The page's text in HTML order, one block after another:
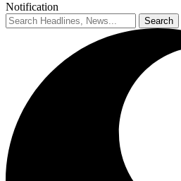
Notification